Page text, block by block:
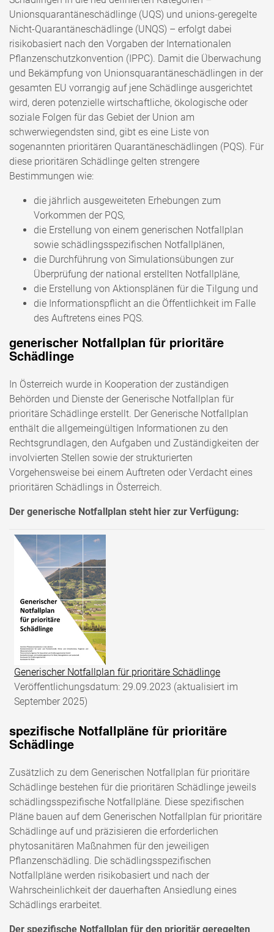
Unionsquarantäneschädlinge (UQS) und unions-geregelte
Nicht-Quarantäneschädlinge (UNQS) – erfolgt dabei
risikobasiert nach den Vorgaben der Internationalen
Pflanzenschutzkonvention (IPPC). Damit die Überwachung
und Bekämpfung von Unionsquarantäneschädlingen in der
gesamten EU vorrangig auf jene Schädlinge ausgerichtet
wird, deren potenzielle wirtschaftliche, ökologische oder
soziale Folgen für das Gebiet der Union am
schwerwiegendsten sind, gibt es eine Liste von
sogenannten prioritären Quarantäneschädlingen (PQS). Für
diese prioritären Schädlinge gelten strengere
Bestimmungen wie:
die jährlich ausgeweiteten Erhebungen zum
Vorkommen der PQS,
die Erstellung von einem generischen Notfallplan
sowie schädlingsspezifischen Notfallplänen,
die Durchführung von Simulationsübungen zur
Überprüfung der national erstellten Notfallpläne,
die Erstellung von Aktionsplänen für die Tilgung und
die Informationspflicht an die Öffentlichkeit im Falle
des Auftretens eines PQS.
generischer Notfallplan für prioritäre
Schädlinge
In Österreich wurde in Kooperation der zuständigen
Behörden und Dienste der Generische Notfallplan für
prioritäre Schädlinge erstellt. Der Generische Notfallplan
enthält die allgemeingültigen Informationen zu den
Rechtsgrundlagen, den Aufgaben und Zuständigkeiten der
involvierten Stellen sowie der strukturierten
Vorgehensweise bei einem Auftreten oder Verdacht eines
prioritären Schädlings in Österreich.
Der generische Notfallplan steht hier zur Verfügung:
Generischer Notfallplan für prioritäre Schädlinge
Veröffentlichungsdatum: 29.09.2023 (aktualisiert im
September 2025)
spezifische Notfallpläne für prioritäre
Schädlinge
Zusätzlich zu dem Generischen Notfallplan für prioritäre
Schädlinge bestehen für die prioritären Schädlinge jeweils
schädlingsspezifische Notfallpläne. Diese spezifischen
Pläne bauen auf dem Generischen Notfallplan für prioritäre
Schädlinge auf und präzisieren die erforderlichen
phytosanitären Maßnahmen für den jeweiligen
Pflanzenschädling. Die schädlingsspezifischen
Notfallpläne werden risikobasiert und nach der
Wahrscheinlichkeit der dauerhaften Ansiedlung eines
Schädlings erarbeitet.
Der spezifische Notfallplan für den prioritär geregelten